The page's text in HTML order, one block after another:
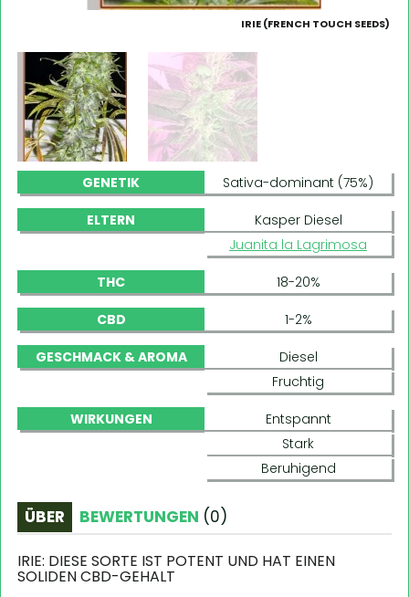
IRIE (FRENCH TOUCH SEEDS)
GENETIK Sativa-dominant (75%)
ELTERN
Kasper Diesel
Juanita la Lagrimosa
THC 18-20%
CBD 1-2%
GESCHMACK & AROMA
Diesel
Fruchtig
WIRKUNGEN
Entspannt
Stark
Beruhigend
ÜBER BEWERTUNGEN (0)
IRIE: DIESE SORTE IST POTENT UND HAT EINEN
SOLIDEN CBD-GEHALT